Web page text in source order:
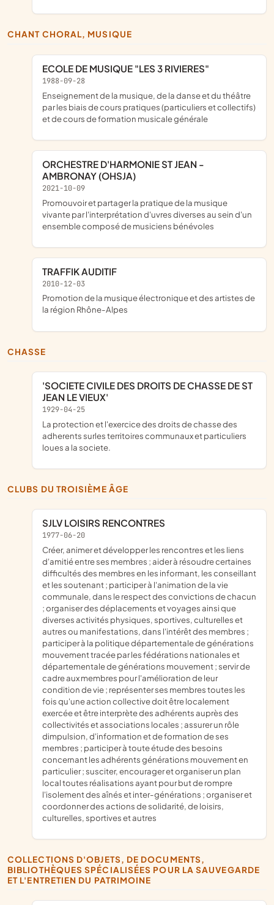
CHANT CHORAL, MUSIQUE
ECOLE DE MUSIQUE "LES 3 RIVIERES"
1988-09-28
enseignement de la musique, de la danse et du théâtre
par les biais de cours pratiques (particuliers et collectifs)
et de cours de formation musicale générale
ORCHESTRE D'HARMONIE ST JEAN -
AMBRONAY (OHSJA)
2021-10-09
promouvoir et partager la pratique de la musique
vivante par l'interprétation d'uvres diverses au sein d'un
ensemble composé de musiciens bénévoles
TRAFFIK AUDITIF
2010-12-03
promotion de la musique électronique et des artistes de
la région Rhône-Alpes
CHASSE
'SOCIETE CIVILE DES DROITS DE CHASSE DE ST
JEAN LE VIEUX'
1929-04-25
la protection et l'exercice des droits de chasse des
adherents surles territoires communaux et particuliers
loues a la societe.
CLUBS DU TROISIÈME ÂGE
SJLV LOISIRS RENCONTRES
1977-06-20
créer, animer et développer les rencontres et les liens
d'amitié entre ses membres ; aider à résoudre certaines
difficultés des membres en les informant, les conseillant
et les soutenant ; participer à l'animation de la vie
communale, dans le respect des convictions de chacun
; organiser des déplacements et voyages ainsi que
diverses activités physiques, sportives, culturelles et
autres ou manifestations, dans l'intérêt des membres ;
participer à la politique départementale de générations
mouvement tracée par les fédérations nationales et
départementale de générations mouvement ; servir de
cadre aux membres pour l'amélioration de leur
condition de vie ; représenter ses membres toutes les
fois qu'une action collective doit être localement
exercée et être interprète des adhérents auprès des
collectivités et associations locales ; assurer un rôle
dimpulsion, d'information et de formation de ses
membres ; participer à toute étude des besoins
concernant les adhérents générations mouvement en
particulier ; susciter, encourager et organiser un plan
local toutes réalisations ayant pour but de rompre
l'isolement des aînés et inter-générations ; organiser et
coordonner des actions de solidarité, de loisirs,
culturelles, sportives et autres
COLLECTIONS D'OBJETS, DE DOCUMENTS,
BIBLIOTHÈQUES SPÉCIALISÉES POUR LA SAUVEGARDE
ET L'ENTRETIEN DU PATRIMOINE